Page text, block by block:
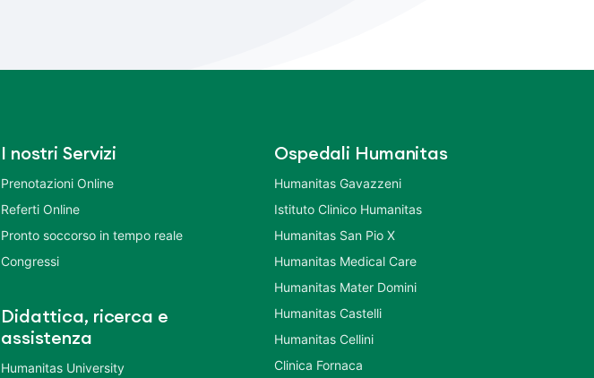
I nostri Servizi
Prenotazioni Online
Referti Online
Pronto soccorso in tempo reale
Congressi
Didattica, ricerca e
assistenza
Humanitas University
Ospedali Humanitas
Humanitas Gavazzeni
Istituto Clinico Humanitas
Humanitas San Pio X
Humanitas Medical Care
Humanitas Mater Domini
Humanitas Castelli
Humanitas Cellini
Clinica Fornaca